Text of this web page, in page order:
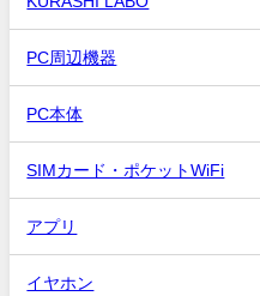
PC周辺機器
PC本体
SIMカード・ポケットWiFi
アプリ
イヤホン